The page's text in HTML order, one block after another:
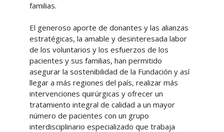
familias.
El generoso aporte de donantes y las alianzas
estratégicas, la amable y desinteresada labor
de los voluntarios y los esfuerzos de los
pacientes y sus familias, han permitido
asegurar la sostenibilidad de la Fundación y así
llegar a más regiones del país, realizar más
intervenciones quirúrgicas y ofrecer un
tratamiento integral de calidad a un mayor
número de pacientes con un grupo
interdisciplinario especializado que trabaja